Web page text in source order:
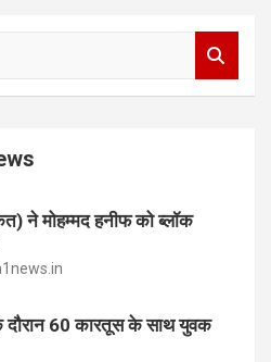
ने मोहम्मद हनीफ को ब्लॉक
दौरान 60 कारतूस के साथ युवक